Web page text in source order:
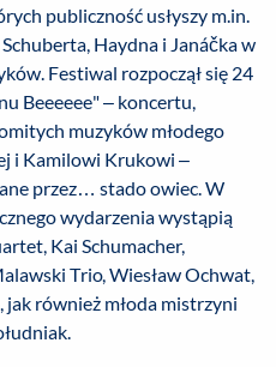
publiczność usłyszy m.in.
Haydna i Janáčka w
Festiwal rozpoczął się 24
Beeeeee" – koncertu,
muzyków młodego
i Kamilowi Krukowi –
przez… stado owiec. W
wydarzenia wystąpią
Kai Schumacher,
Trio, Wiesław Ochwat,
również młoda mistrzyni